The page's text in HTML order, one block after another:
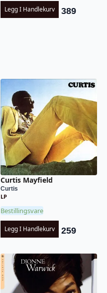
Legg I Handlekurv 389
Curtis Mayfield
Curtis
LP
Bestillingsvare
Legg I Handlekurv 259